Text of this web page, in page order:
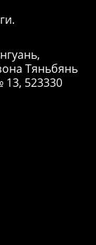
Тяньбянь
523330